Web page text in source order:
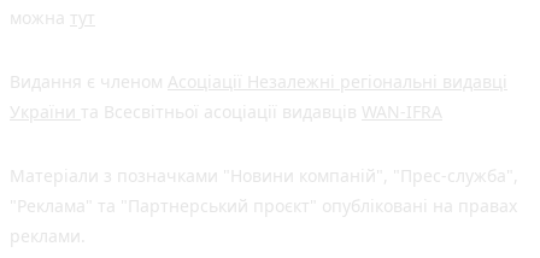
можна тут
Видання є членом Асоціації Незалежні регіональні видавці
України та Всесвітньої асоціації видавців WAN-IFRA
Матеріали з позначками "Новини компаній", "Прес-служба",
"Реклама" та "Партнерський проєкт" опубліковані на правах
реклами.